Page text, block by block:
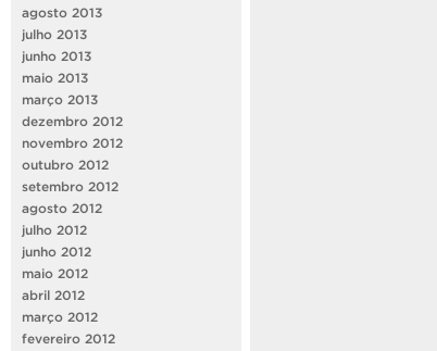
agosto 2013
julho 2013
junho 2013
maio 2013
março 2013
dezembro 2012
novembro 2012
outubro 2012
setembro 2012
agosto 2012
julho 2012
junho 2012
maio 2012
abril 2012
março 2012
fevereiro 2012